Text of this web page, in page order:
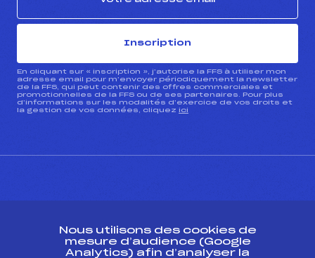
Inscription
En cliquant sur « inscription », j’autorise la FFS à utiliser mon
adresse email pour m’envoyer périodiquement la newsletter
de la FFS, qui peut contenir des offres commerciales et
promotionnelles de la FFS ou de ses partenaires. Pour plus
d’informations sur les modalités d’exercice de vos droits et
la gestion de vos données, cliquez ici
Nous utilisons des cookies de
mesure d’audience (Google
Analytics) afin d’analyser la